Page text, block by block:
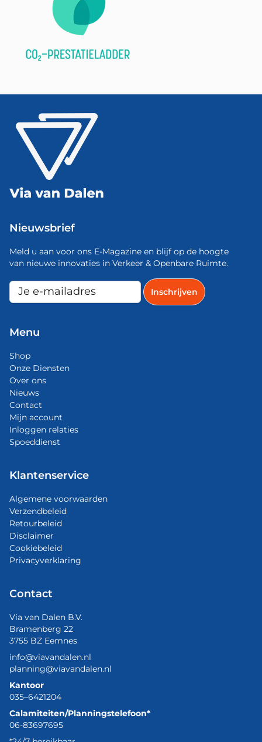
Nieuwsbrief
Meld u aan voor ons E-Magazine en blijf op de hoogte
van nieuwe innovaties in Verkeer & Openbare Ruimte.
Menu
Shop
Onze Diensten
Over ons
Nieuws
Contact
Mijn account
Inloggen relaties
Spoeddienst
Klantenservice
Algemene voorwaarden
Verzendbeleid
Retourbeleid
Disclaimer
Cookiebeleid
Privacyverklaring
Contact
Via van Dalen B.V.
Bramenberg 22
3755 BZ Eemnes
info@viavandalen.nl
planning@viavandalen.nl
Kantoor
035–6421204
Calamiteiten/Planningstelefoon*
06-83697695